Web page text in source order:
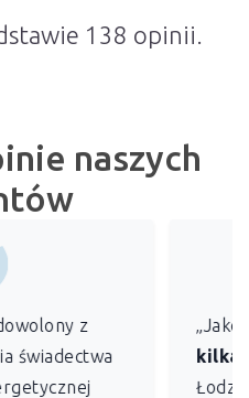
138 opinii.
naszych
z
świadectwa
„Jako
Łodzi)